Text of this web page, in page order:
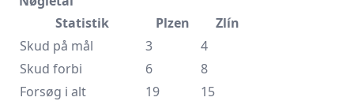
Statistik
Plzen
Zlín
Skud på mål
3
4
Skud forbi
6
8
Forsøg i alt
19
15